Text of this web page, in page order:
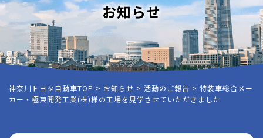
お知らせ
神奈川トヨタ自動車TOP > お知らせ > 活動のご報告 > 特装車総合メー
カー・極東開発工業(株)様の工場を見学させていただきました